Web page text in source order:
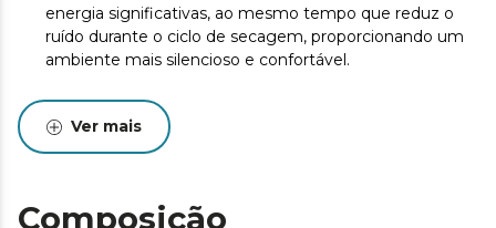
energia significativas, ao mesmo tempo que reduz o
ruído durante o ciclo de secagem, proporcionando um
ambiente mais silencioso e confortável.
Control: programe a sua máquina de secar roupa de
uma forma mais confortável e intuitiva.
específicos para cada tipo de tecido, consegue uma
Ver mais
Composição